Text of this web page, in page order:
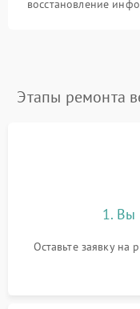
восстановление
Этапы ремонта
1. Вы
Оставьте заявку на